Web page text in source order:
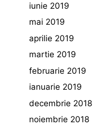
iunie 2019
mai 2019
aprilie 2019
martie 2019
februarie 2019
ianuarie 2019
decembrie 2018
noiembrie 2018